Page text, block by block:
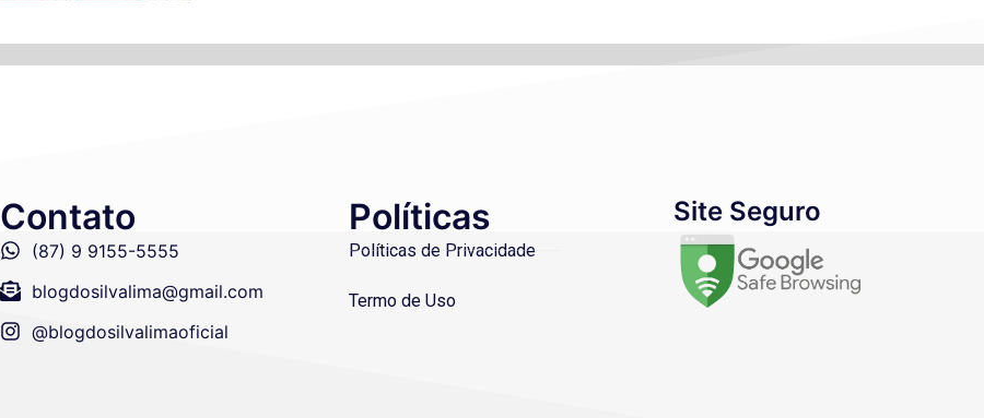
Contato
(87) 9 9155-5555
blogdosilvalima@gmail.com
@blogdosilvalimaoficial
Políticas
Políticas de Privacidade
Termo de Uso
Site Seguro